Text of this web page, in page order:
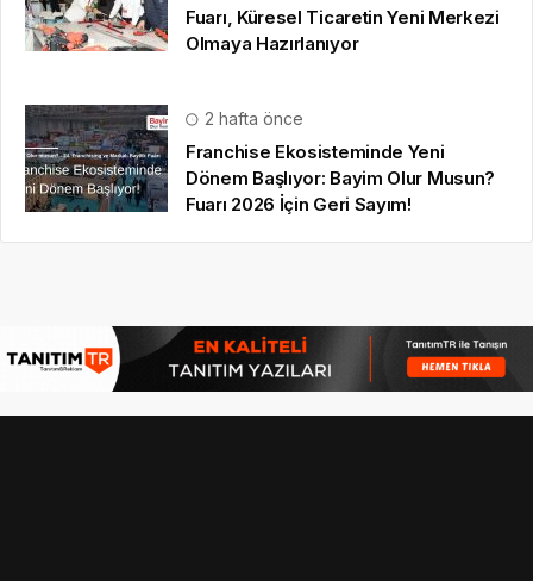
Fuarı, Küresel Ticaretin Yeni Merkezi
Olmaya Hazırlanıyor
2 hafta önce
Franchise Ekosisteminde Yeni
Dönem Başlıyor: Bayim Olur Musun?
Fuarı 2026 İçin Geri Sayım!